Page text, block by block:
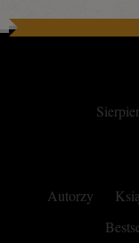
Autorzy